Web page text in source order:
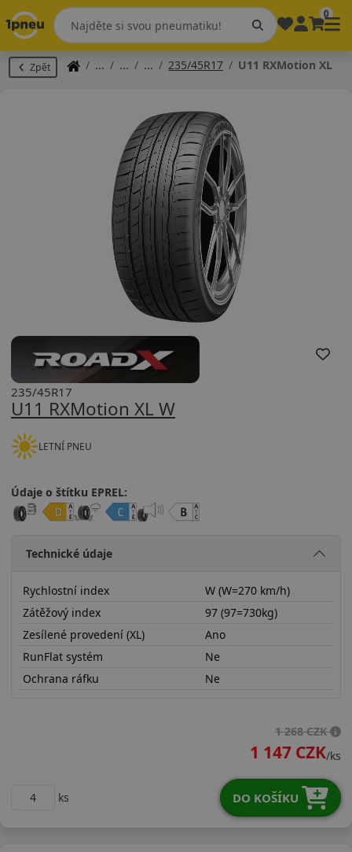
0
Zpět 235/45R17 U11 RXMotion XL
U11 RXMotion XL W
235/45R17
LETNÍ PNEU
Údaje o štítku EPREL:
Technické údaje
Rychlostní index
W (W=270 km/h)
Zátěžový index
97 (97=730kg)
Zesílené provedení (XL)
Ano
RunFlat systém
Ne
Ochrana ráfku
Ne
1 268 CZK
1 147 CZK/ks
ks DO KOŠÍKU